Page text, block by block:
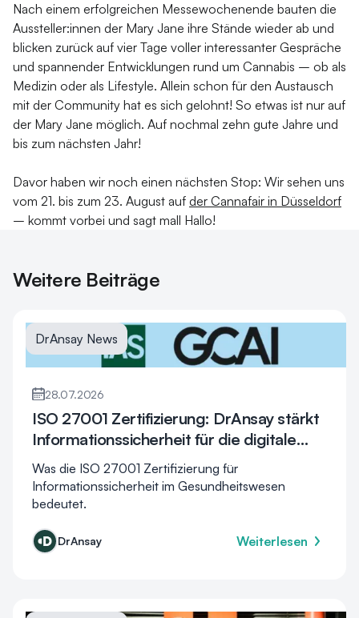
Nach einem erfolgreichen Messewochenende bauten die
Aussteller:innen der Mary Jane ihre Stände wieder ab und
blicken zurück auf vier Tage voller interessanter Gespräche
und spannender Entwicklungen rund um Cannabis – ob als
Medizin oder als Lifestyle. Allein schon für den Austausch
mit der Community hat es sich gelohnt! So etwas ist nur auf
der Mary Jane möglich. Auf nochmal zehn gute Jahre und
bis zum nächsten Jahr!
Davor haben wir noch einen nächsten Stop: Wir sehen uns
vom 21. bis zum 23. August auf der Cannafair in Düsseldorf
– kommt vorbei und sagt mall Hallo!
Weitere Beiträge
DrAnsay News
28.07.2026
ISO 27001 Zertifizierung: DrAnsay stärkt
Informationssicherheit für die digitale
Gesundheitsversorgung
Was die ISO 27001 Zertifizierung für
Informationssicherheit im Gesundheitswesen
bedeutet.
DrAnsay Weiterlesen